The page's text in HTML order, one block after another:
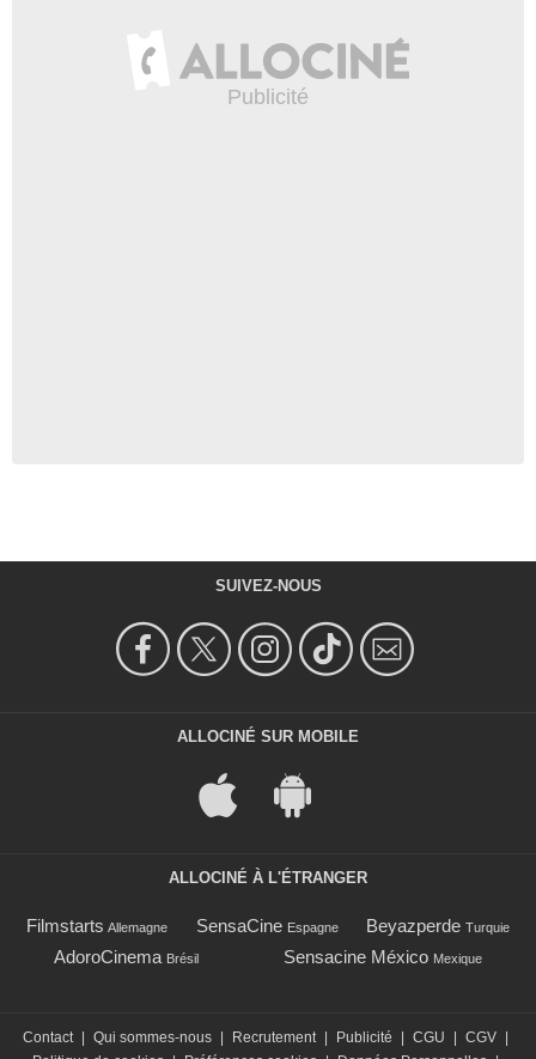
SUIVEZ-NOUS
ALLOCINÉ SUR MOBILE
ALLOCINÉ À L'ÉTRANGER
Filmstarts Allemagne SensaCine Espagne Beyazperde Turquie
AdoroCinema Brésil Sensacine México Mexique
Contact | Qui sommes-nous | Recrutement | Publicité | CGU | CGV |